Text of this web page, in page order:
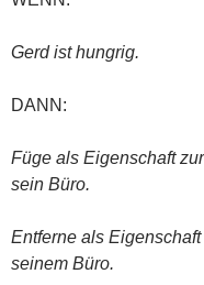
Gerd ist hungrig.
DANN:
Füge als Eigenschaft
sein Büro.
Entferne als
seinem Büro.